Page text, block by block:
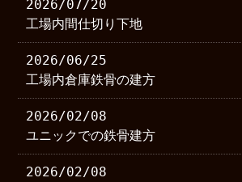
2026/07/20
工場内間仕切り下地
2026/06/25
工場内倉庫鉄骨の建方
2026/02/08
ユニックでの鉄骨建方
2026/02/08